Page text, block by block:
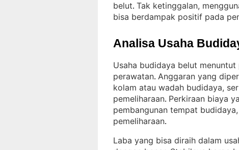
belut. Tak ketinggalan,
bisa berdampak positif pada
Analisa Usaha
Usaha budidaya belut
perawatan. Anggaran yang
kolam atau wadah budidaya,
pemeliharaan. Perkiraan biaya
pembangunan tempat
pemeliharaan.
Laba yang bisa diraih dalam